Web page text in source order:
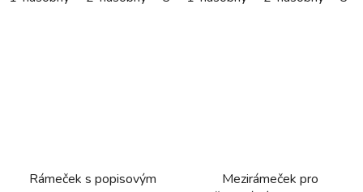
Rámeček s popisovým
Mezirámeček pro